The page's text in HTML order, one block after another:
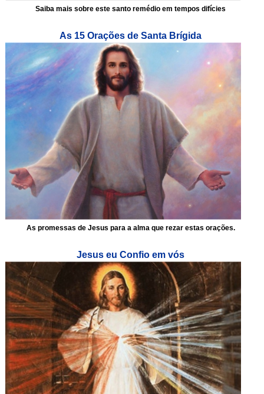
Saiba mais sobre este santo remédio em tempos difícies
As 15 Orações de Santa Brígida
As promessas de Jesus para a alma que rezar estas orações.
Jesus eu Confio em vós